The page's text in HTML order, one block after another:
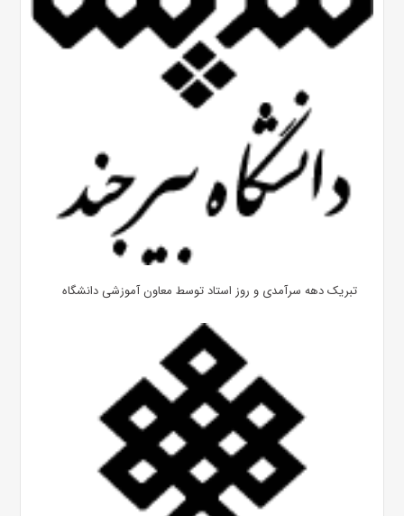
تبریک دهه سرآمدی و روز استاد توسط معاون آموزشی دانشگاه